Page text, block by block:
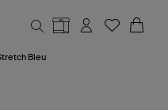
Bleu